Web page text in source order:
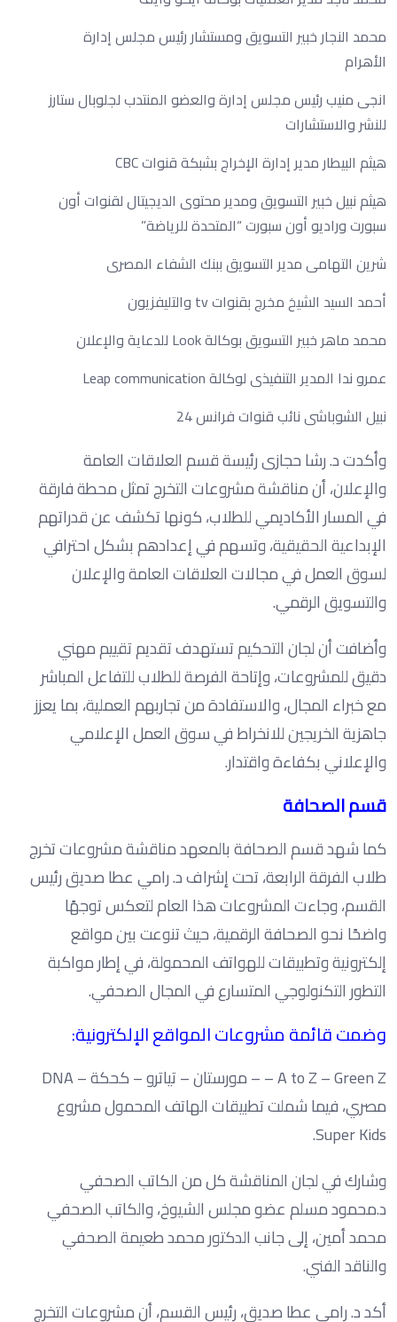
محمد النجار خبير التسويق ومستشار رئيس مجلس إدارة
الأهرام
انجى منيب رئيس مجلس إدارة والعضو المنتدب لجلوبال ستارز
للنشر والاستشارات
هيثم البيطار مدير إدارة الإخراج بشبكة قنوات CBC
هيثم نبيل خبير التسويق ومدير محتوى الديجيتال لقنوات أون
سبورت وراديو أون سبورت “المتحدة للرياضة”
شرين التهامى مدير التسويق ببنك الشفاء المصرى
أحمد السيد الشيخ مخرج بقنوات tv والتليفزيون
محمد ماهر خبير التسويق بوكالة Look للدعاية والإعلان
عمرو ندا المدير التنفيذى لوكالة Leap communication
نبيل الشوباشى نائب قنوات فرانس 24
وأكدت د. رشا حجازى رئيسة قسم العلاقات العامة
والإعلان، أن مناقشة مشروعات التخرج تمثل محطة فارقة
في المسار الأكاديمي للطلاب، كونها تكشف عن قدراتهم
الإبداعية الحقيقية، وتسهم في إعدادهم بشكل احترافي
لسوق العمل في مجالات العلاقات العامة والإعلان
والتسويق الرقمي.
وأضافت أن لجان التحكيم تستهدف تقديم تقييم مهني
دقيق للمشروعات، وإتاحة الفرصة للطلاب للتفاعل المباشر
مع خبراء المجال، والاستفادة من تجاربهم العملية، بما يعزز
جاهزية الخريجين للانخراط في سوق العمل الإعلامي
والإعلاني بكفاءة واقتدار.
قسم الصحافة
كما شهد قسم الصحافة بالمعهد مناقشة مشروعات تخرج
طلاب الفرقة الرابعة، تحت إشراف د. رامي عطا صديق رئيس
القسم، وجاءت المشروعات هذا العام لتعكس توجهًا
واضحًا نحو الصحافة الرقمية، حيث تنوعت بين مواقع
إلكترونية وتطبيقات للهواتف المحمولة، في إطار مواكبة
التطور التكنولوجي المتسارع في المجال الصحفي.
وضمت قائمة مشروعات المواقع الإلكترونية:
A to Z – Green Z – – مورستان – تياترو – كحكة – DNA
مصري، فيما شملت تطبيقات الهاتف المحمول مشروع
Super Kids.
وشارك في لجان المناقشة كل من الكاتب الصحفي
د.محمود مسلم عضو مجلس الشيوخ، والكاتب الصحفي
محمد أمين، إلى جانب الدكتور محمد طعيمة الصحفي
والناقد الفني.
أكد د. رامي عطا صديق، رئيس القسم، أن مشروعات التخرج